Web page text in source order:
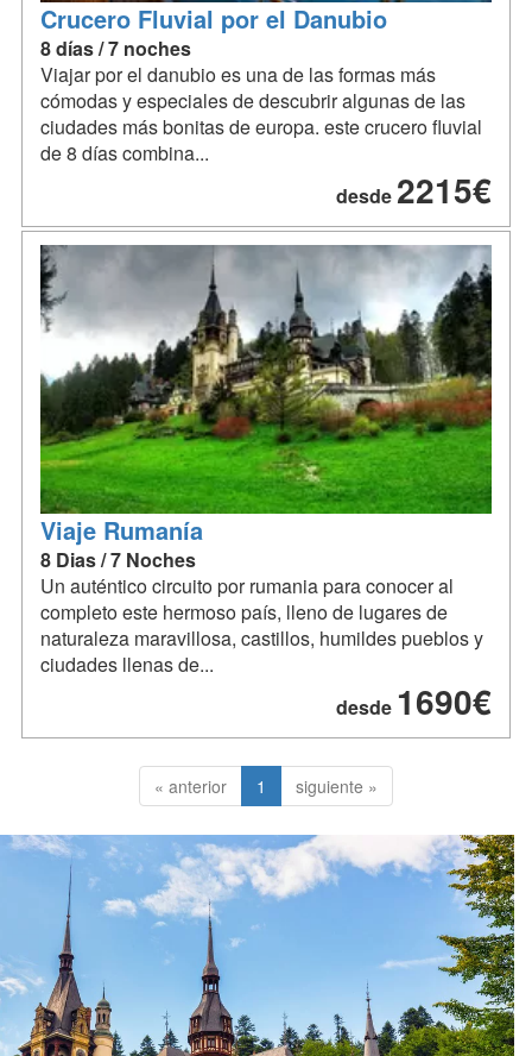
Crucero Fluvial por el Danubio
8 días / 7 noches
Viajar por el danubio es una de las formas más
cómodas y especiales de descubrir algunas de las
ciudades más bonitas de europa. este crucero fluvial
de 8 días combina...
desde 2215€
Viaje Rumanía
8 Dias / 7 Noches
Un auténtico circuito por rumania para conocer al
completo este hermoso país, lleno de lugares de
naturaleza maravillosa, castillos, humildes pueblos y
ciudades llenas de...
desde 1690€
« anterior 1 siguiente »